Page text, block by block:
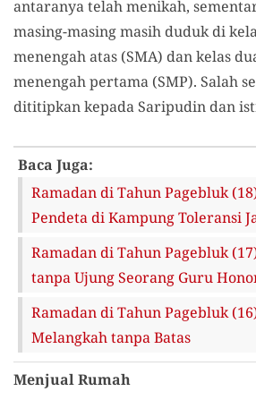
antaranya telah menikah,
masing-masing masih duduk di
menengah atas (SMA) dan kelas
menengah pertama (SMP). Salah
dititipkan kepada Saripudin dan
Baca Juga:
Ramadan di Tahun Pagebluk
Pendeta di Kampung Toleransi
Ramadan di Tahun Pagebluk
tanpa Ujung Seorang Guru
Ramadan di Tahun Pagebluk
Melangkah tanpa Batas
Menjual Rumah